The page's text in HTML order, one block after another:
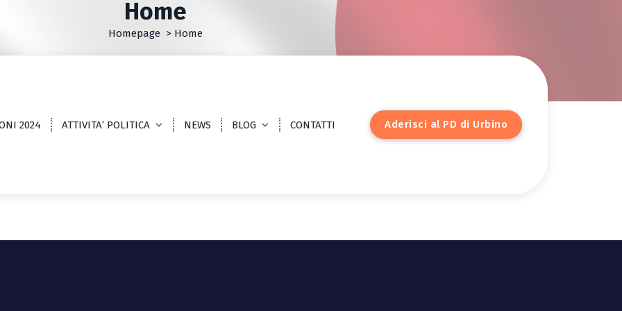
2024 ATTIVITA’ POLITICA NEWS BLOG CONTATTI Aderisci al PD di Urbino
Home
Homepage > Home